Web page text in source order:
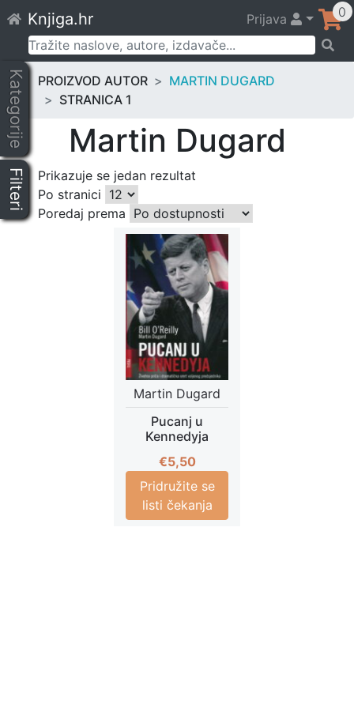
to
content
Knjiga.hr Prijava 0
Pretraži:
Kategorije
Filteri
PROIZVOD AUTOR
MARTIN DUGARD
STRANICA 1
Martin Dugard
Prikazuje se jedan rezultat
Po stranici
Poredaj prema
Martin Dugard
Pucanj u
Kennedyja
€5,50
Pridružite se
listi čekanja